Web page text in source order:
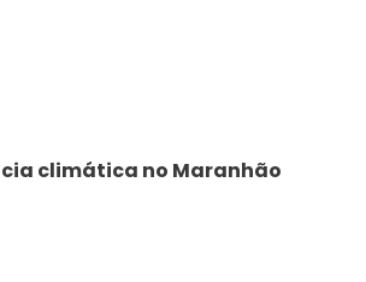
climática no Maranhão